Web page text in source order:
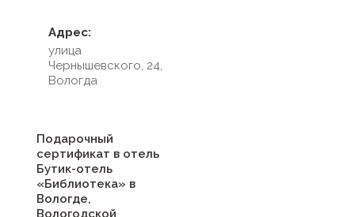
Адрес:
улица
Чернышевского, 24,
Вологда
Подарочный
сертификат в отель
Бутик-отель
«Библиотека» в
Вологде,
Вологодской